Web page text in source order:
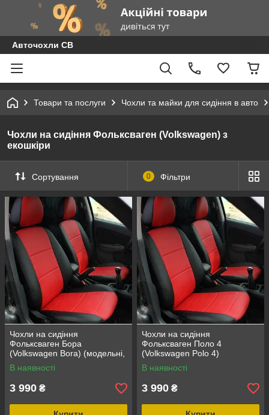
Авточохли СВ
Товари та послуги Чохли та майки для сидіння в авто
Чохли на сидіння Фольксваген (Volkswagen) з
екошкіри
Сортування 0 Фільтри
Чохли на сидіння
Фольксваген Бора
(Volkswagen Bora) (модельні,
окремий підголовник)
В наявності
3 990 ₴
Чохли на сидіння
Фольксваген Поло 4
(Volkswagen Polo 4)
(модельні, окремий
підголовник)
В наявності
3 990 ₴